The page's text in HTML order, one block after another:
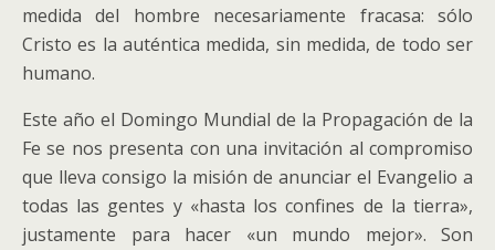
medida del hombre necesariamente fracasa: sólo
Cristo es la auténtica medida, sin medida, de todo ser
humano.
Este año el Domingo Mundial de la Propagación de la
Fe se nos presenta con una invitación al compromiso
que lleva consigo la misión de anunciar el Evangelio a
todas las gentes y «hasta los confines de la tierra»,
justamente para hacer «un mundo mejor». Son